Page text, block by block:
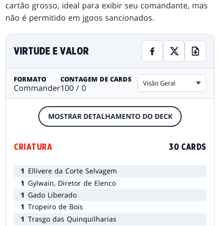
cartão grosso, ideal para exibir seu comandante, mas
não é permitido em jgoos sancionados.
VIRTUDE E VALOR
FORMATO
Commander
CONTAGEM DE CARDS
100 / 0 Visão Geral
MOSTRAR DETALHAMENTO DO DECK
CRIATURA 30 CARDS
1 Ellivere da Corte Selvagem
1 Gylwain, Diretor de Elenco
1 Gado Liberado
1 Tropeiro de Bois
1 Trasgo das Quinquilharias